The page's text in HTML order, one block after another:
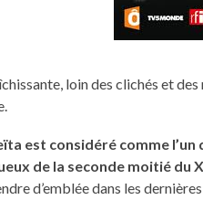
loin des clichés et
est considéré comme
de la seconde moitié du
d’emblée dans les